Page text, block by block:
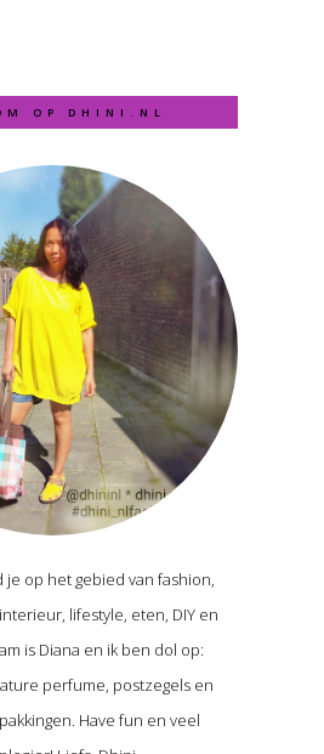
OP DHINI.NL
op het gebied van fashion,
lifestyle, eten, DIY en
is Diana en ik ben dol op:
perfume, postzegels en
Have fun en veel